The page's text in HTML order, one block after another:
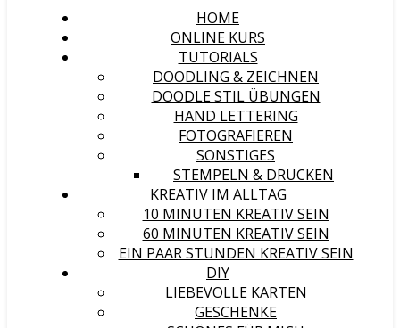
HOME
ONLINE KURS
TUTORIALS
DOODLING & ZEICHNEN
DOODLE STIL ÜBUNGEN
HAND LETTERING
FOTOGRAFIEREN
SONSTIGES
STEMPELN & DRUCKEN
KREATIV IM ALLTAG
10 MINUTEN KREATIV SEIN
60 MINUTEN KREATIV SEIN
EIN PAAR STUNDEN KREATIV SEIN
DIY
LIEBEVOLLE KARTEN
GESCHENKE